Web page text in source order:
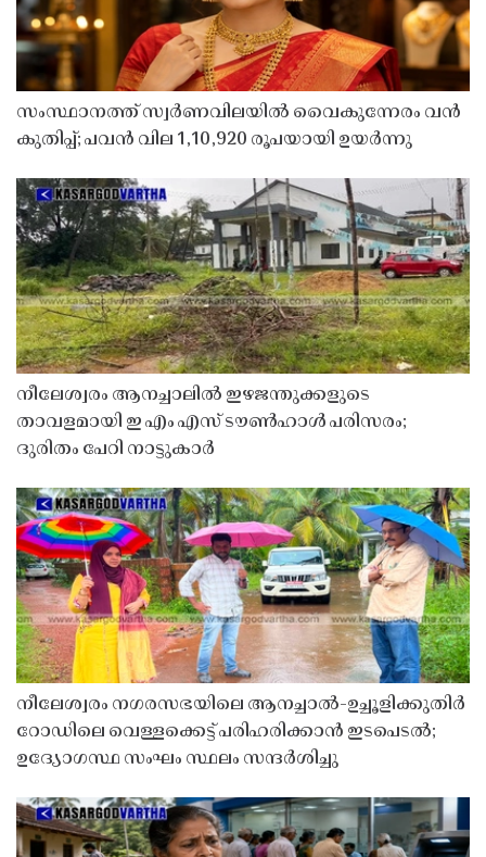
സംസ്ഥാനത്ത് സ്വർണവിലയിൽ വൈകുന്നേരം വൻ
കുതിപ്പ്; പവൻ വില 1,10,920 രൂപയായി ഉയർന്നു
നീലേശ്വരം ആനച്ചാലിൽ ഇഴജന്തുക്കളുടെ
താവളമായി ഇ എം എസ് ടൗൺഹാൾ പരിസരം;
ദുരിതം പേറി നാട്ടുകാർ
നീലേശ്വരം നഗരസഭയിലെ ആനച്ചാൽ-ഉച്ചൂളിക്കുതിർ
റോഡിലെ വെള്ളക്കെട്ട് പരിഹരിക്കാൻ ഇടപെടൽ;
ഉദ്യോഗസ്ഥ സംഘം സ്ഥലം സന്ദർശിച്ചു